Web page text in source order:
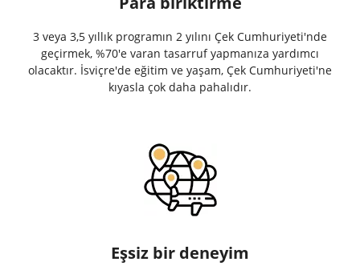
3 veya 3,5 yıllık programın 2 yılını Çek Cumhuriyeti'nde
geçirmek, %70'e varan tasarruf yapmanıza yardımcı
olacaktır. İsviçre'de eğitim ve yaşam, Çek Cumhuriyeti'ne
kıyasla çok daha pahalıdır.
Eşsiz bir deneyim